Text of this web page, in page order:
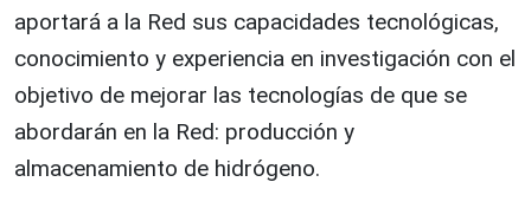
aportará a la Red sus capacidades tecnológicas,
conocimiento y experiencia en investigación con el
objetivo de mejorar las tecnologías de que se
abordarán en la Red: producción y
almacenamiento de hidrógeno.